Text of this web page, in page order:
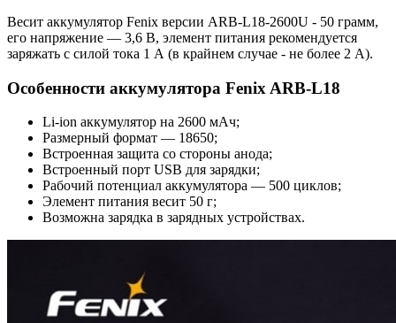
Весит аккумулятор Fenix версии ARB-L18-2600U - 50 грамм,
его напряжение — 3,6 В, элемент питания рекомендуется
заряжать с силой тока 1 А (в крайнем случае - не более 2 А).
Особенности аккумулятора Fenix ARB-L18
Li-ion аккумулятор на 2600 мАч;
Размерный формат — 18650;
Встроенная защита со стороны анода;
Встроенный порт USB для зарядки;
Рабочий потенциал аккумулятора — 500 циклов;
Элемент питания весит 50 г;
Возможна зарядка в зарядных устройствах.